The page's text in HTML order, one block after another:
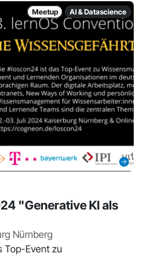
Meetup AI & Datascience
"Generative KI als
Nürnberg
Top-Event zu